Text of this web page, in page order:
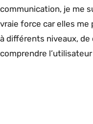
communication, je me
vraie force car elles me
à différents niveaux,
comprendre